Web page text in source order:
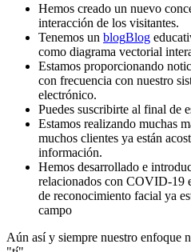
Hemos creado un nuevo
interacción de los visitantes.
Tenemos un blogBlog
como diagrama vectorial
Estamos proporcionando
con frecuencia con nuestro
electrónico.
Puedes suscribirte al final de
Estamos realizando muchas
muchos clientes ya están
información.
Hemos desarrollado e
relacionados con COVID-19
de reconocimiento facial ya
campo
Aún así y siempre nuestro enfoque